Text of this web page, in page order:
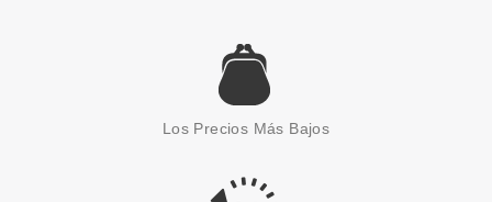
CATRICE
CATRICE CLEAN ID BROCHA
PARA POLVOS
BRONCEADORES
5.26€
Los Precios Más Bajos